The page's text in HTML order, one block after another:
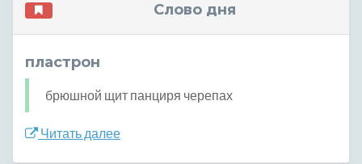
Слово дня
пластрон
брюшной щит панциря черепах
Читать далее